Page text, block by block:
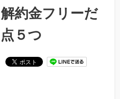
約金フリーだ
５つ